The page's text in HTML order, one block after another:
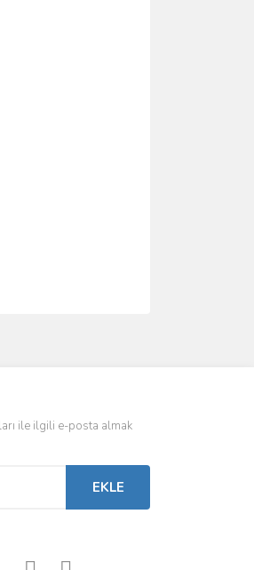
ile ilgili e-posta almak
EKLE